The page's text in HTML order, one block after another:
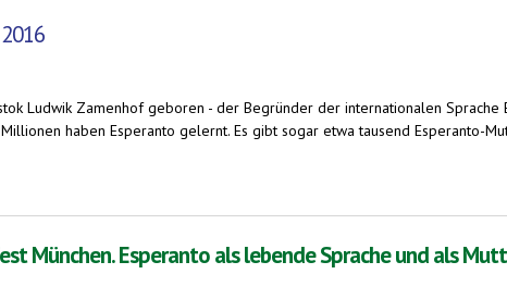
Ludwik Zamenhof geboren - der Begründer der internationalen
haben Esperanto gelernt. Es gibt sogar etwa tausend Esperanto-
15. Dezember 2016
München. Esperanto als lebende Sprache und als